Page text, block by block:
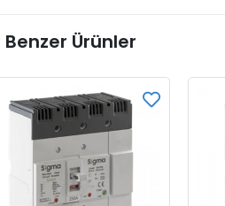
Benzer Ürünler